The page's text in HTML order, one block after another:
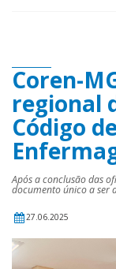
Coren-
regional
Código
Após a conclusão das
documento único a ser
27.06.2025